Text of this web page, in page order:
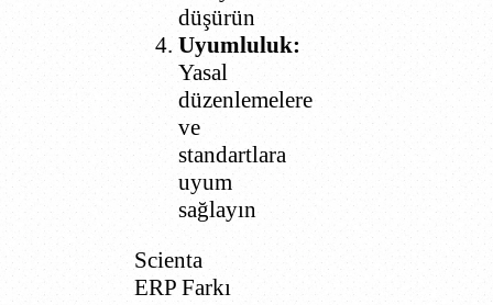
düşürün
Uyumluluk:
Yasal
düzenlemelere
ve
standartlara
uyum
sağlayın
Scienta
ERP Farkı